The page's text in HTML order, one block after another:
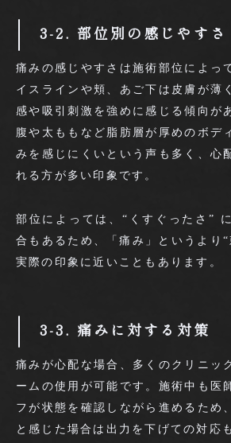
3-2. 部位別の感じやすさ
痛みの感じやすさは施術部位によっ
イスラインや頬、あご下は皮膚が薄
感や吸引刺激を強めに感じる傾向が
腹や太ももなど脂肪層が厚めのボデ
みを感じにくいという声も多く、心
れる方が多い印象です。
部位によっては、“くすぐったさ”
合もあるため、「痛み」というより
実際の印象に近いこともあります。
3-3. 痛みに対する対策
痛みが心配な場合、多くのクリニッ
ームの使用が可能です。施術中も医
フが状態を確認しながら進めるため
と感じた場合は出力を下げての対応